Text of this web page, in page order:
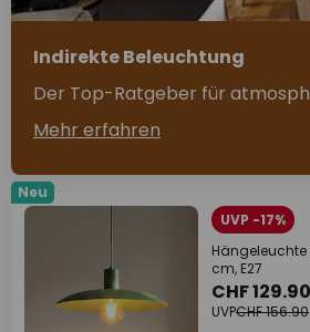
Indirekte Beleuchtung
Der Top-Ratgeber für
Mehr erfahren
Neu
UVP -17%
Hängeleuchte
cm, E27
CHF 129.90
UVPCHF 156.90